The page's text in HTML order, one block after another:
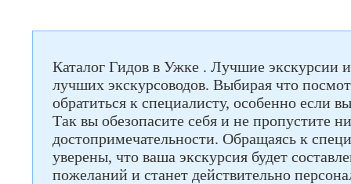
Каталог Гидов в Ужке . Лучшие экскурсии
лучших экскурсоводов. Выбирая что
обратиться к специалисту, особенно если
Так вы обезопасите себя и не пропустите
достопримечательности. Обращаясь к
уверены, что ваша экскурсия будет
пожеланий и станет действительно